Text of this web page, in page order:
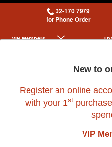
02-170 7979
for Phone Order
VIP Membership
New to
Register an online
with your 1st
VIP